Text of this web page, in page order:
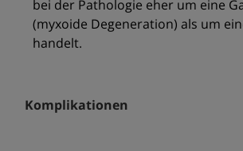
bei der Pathologie eher um eine
(myxoide Degeneration) als um
handelt.
Komplikationen